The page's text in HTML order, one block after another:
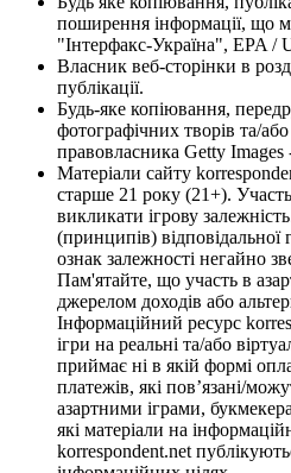
поширення інформації, що
"Інтерфакс-Україна", EPA /
Власник веб-сторінки в
публікації.
Будь-яке копіювання,
фотографічних творів та/або
правовласника Getty Images
Матеріали сайту
старше 21 року (21+).
викликати ігрову
(принципів)
ознак залежності негайно
Пам'ятайте, що участь в
джерелом доходів або
Інформаційний ресурс
ігри на реальні та/або
приймає ні в якій формі
платежів, які пов’язані/
азартними іграми,
які матеріали на
korrespondent.net